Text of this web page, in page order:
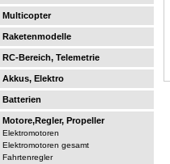
Multicopter
Raketenmodelle
RC-Bereich, Telemetrie
Akkus, Elektro
Batterien
Motore,Regler, Propeller
Elektromotoren
Elektromotoren gesamt
Fahrtenregler